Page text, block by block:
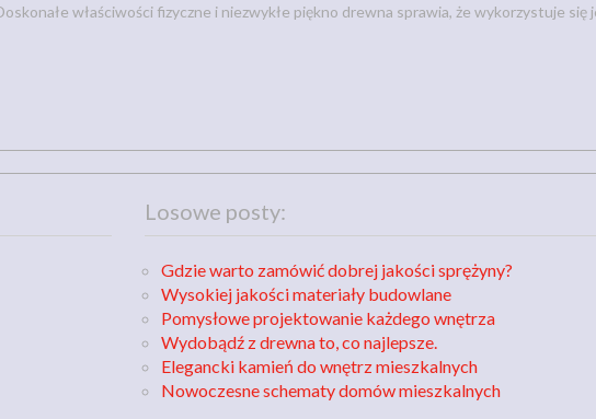
właściwości fizyczne i niezwykłe piękno drewna sprawia, że wykorzystuje się
Losowe posty:
Gdzie warto zamówić dobrej jakości sprężyny?
Wysokiej jakości materiały budowlane
Pomysłowe projektowanie każdego wnętrza
Wydobądź z drewna to, co najlepsze.
Elegancki kamień do wnętrz mieszkalnych
Nowoczesne schematy domów mieszkalnych